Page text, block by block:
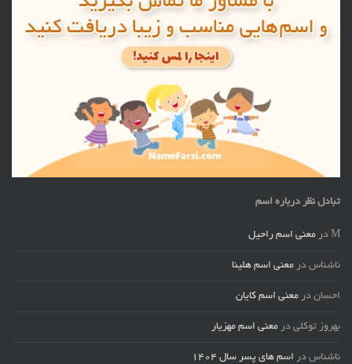
تبادل نظر درباره اسم
M در معنی اسم راحیل
ناشناس در معنی اسم هلینا
احسان در معنی اسم کایان
بهروز توکلی در معنی اسم مهزیار
ناشناس در اسم های پسر سال ۱۴۰۴